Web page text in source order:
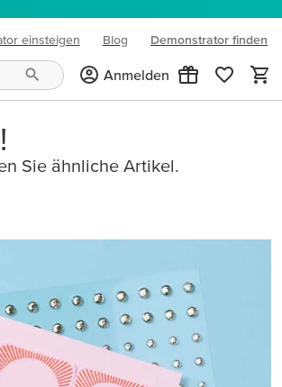
einsteigen Blog
(opens in new tab)
Demonstrator finden
Anmelden
Sie ähnliche Artikel.